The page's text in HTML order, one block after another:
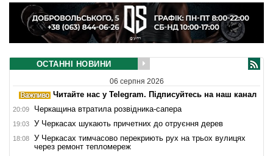
ОСТАННІ НОВИНИ
06 серпня 2026
Читайте нас у Telegram. Підписуйтесь на наш канал
20:09 Черкащина втратила розвідника-сапера
19:03 У Черкасах шукають причетних до отруєння дерев
18:08
У Черкасах тимчасово перекриють рух на трьох вулицях
через ремонт тепломереж